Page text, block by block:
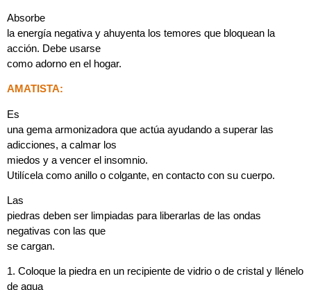
Absorbe
la energía negativa y ahuyenta los temores que bloquean la
acción. Debe usarse
como adorno en el hogar.
AMATISTA:
Es
una gema armonizadora que actúa ayudando a superar las
adicciones, a calmar los
miedos y a vencer el insomnio.
Utilícela como anillo o colgante, en contacto con su cuerpo.
Las
piedras deben ser limpiadas para liberarlas de las ondas
negativas con las que
se cargan.
1. Coloque la piedra en un recipiente de vidrio o de cristal y llénelo
de agua